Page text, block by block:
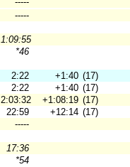
-----
1:09:55
*46
2:22 +1:40 (17)
2:22 +1:40 (17)
2:03:32
+1:08:19 (17)
22:59
+12:14 (17)
-----
17:36
*54